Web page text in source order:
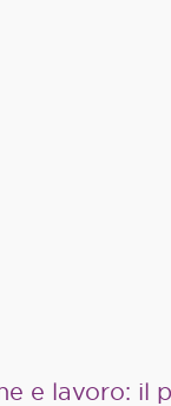
e lavoro: il